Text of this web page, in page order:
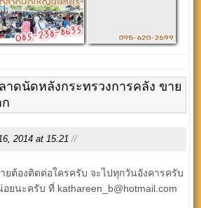
าดนัดหลังกระทรวงการคลัง ขาย
2014 at 15:21 //
ยต้องติดต่อใครครับ จะไปทุกวันอังคารครับ
ยนะครับ ที่ kathareen_b@hotmail.com